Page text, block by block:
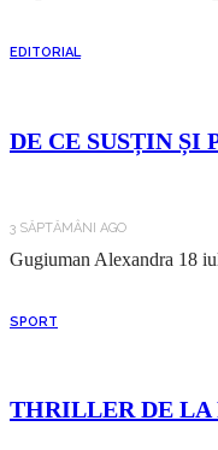
EDITORIAL
DE CE SUSȚIN ȘI
3 SĂPTĂMÂNI AGO
Gugiuman Alexandra 18
SPORT
THRILLER DE LA